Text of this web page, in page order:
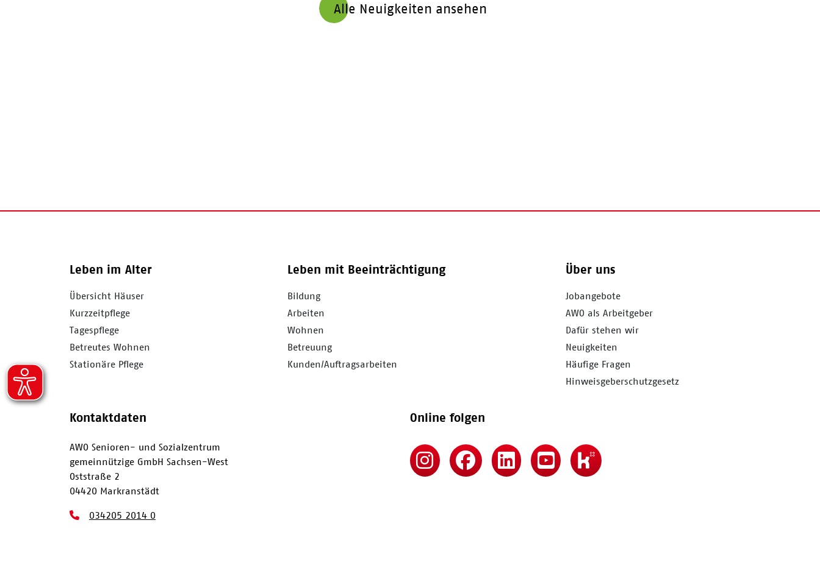
Alle Neuigkeiten ansehen
Leben im Alter
Übersicht Häuser
Kurzzeitpflege
Tagespflege
Betreutes Wohnen
Stationäre Pflege
Leben mit Beeinträchtigung
Bildung
Arbeiten
Wohnen
Betreuung
Kunden/Auftragsarbeiten
Über uns
Jobangebote
AWO als Arbeitgeber
Dafür stehen wir
Neuigkeiten
Häufige Fragen
Hinweisgeberschutzgesetz
Kontaktdaten
AWO Senioren- und Sozialzentrum
gemeinnützige GmbH Sachsen-West
Oststraße 2
04420 Markranstädt
034205 2014 0
Online folgen